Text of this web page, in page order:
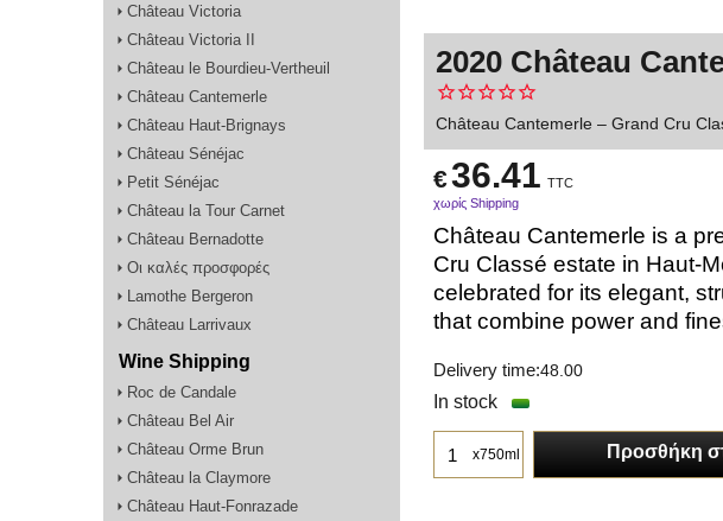
Château Victoria
Château Victoria II
Château le Bourdieu-Vertheuil
Château Cantemerle
Château Haut-Brignays
Château Sénéjac
Petit Sénéjac
Château la Tour Carnet
Château Bernadotte
Οι καλές προσφορές
Lamothe Bergeron
Château Larrivaux
Wine Shipping
Roc de Candale
Château Bel Air
Château Orme Brun
Château la Claymore
Château Haut-Fonrazade
2020 Château
Château Cantemerle – Grand Cru
€36.41 TTC
χωρίς Shipping
Château Cantemerle is a
Cru Classé estate in Haut-
celebrated for its elegant,
that combine power and
Delivery time:48.00
In stock
x750ml Προσθήκη